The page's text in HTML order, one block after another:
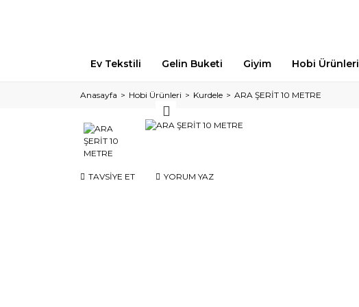
Ev Tekstili Gelin Buketi Giyim Hobi Ürünleri
Anasayfa Hobi Ürünleri Kurdele ARA ŞERİT 10 METRE
TAVSİYE ET YORUM YAZ